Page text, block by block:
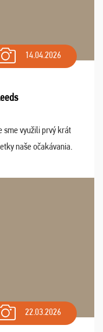
14.04.2026
sme využili prvý krát
naše očakávania.
...
22.03.2026